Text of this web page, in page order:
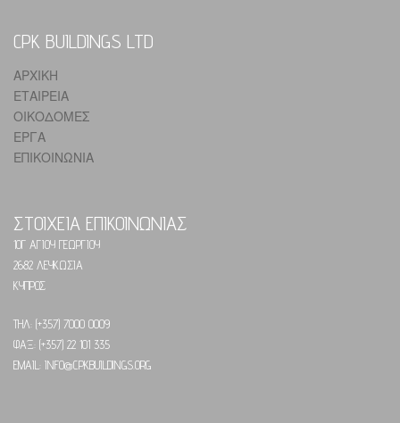
CPK BUILDINGS LTD
ΑΡΧΙΚΗ
ΕΤΑΙΡΕΙΑ
ΟΙΚΟΔΟΜΕΣ
ΕΡΓΑ
ΕΠΙΚΟΙΝΩΝΙΑ
ΣΤΟΙΧΕΙΑ ΕΠΙΚΟΙΝΩΝΙΑΣ
10Γ ΑΓΙΟΥ ΓΕΩΡΓΙΟΥ
2682 ΛΕΥΚΩΣΙΑ
ΚΥΠΡΟΣ
ΤΗΛ: (+357) 7000 0009
ΦΑΞ: (+357) 22 101 335
EMAIL: INFO@CPKBUILDINGS.ORG